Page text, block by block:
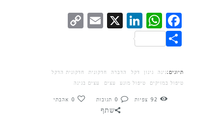
Facebook
WhatsApp
LinkedIn
X
Email
Share
תיוגים:גינה גינון דקל הדברה חדקונית
חדקונית הדקל
טיפול במזיקים
טיפול מונע עצים עצים בגינה
92 צפיות 0 תגובות 0 אהבתי
שתף